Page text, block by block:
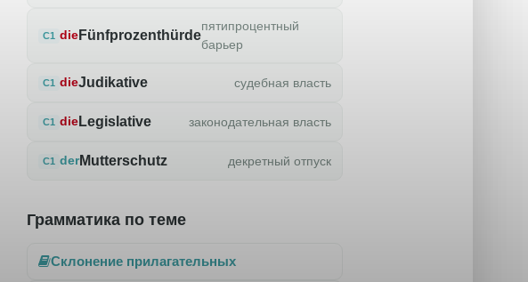
C1 die Fünfprozenthürde
пятипроцентный
барьер
C1 dieJudikative судебная власть
C1 die Legislative законодательная власть
C1 derMutterschutz декретный отпуск
Грамматика по теме
Склонение прилагательных